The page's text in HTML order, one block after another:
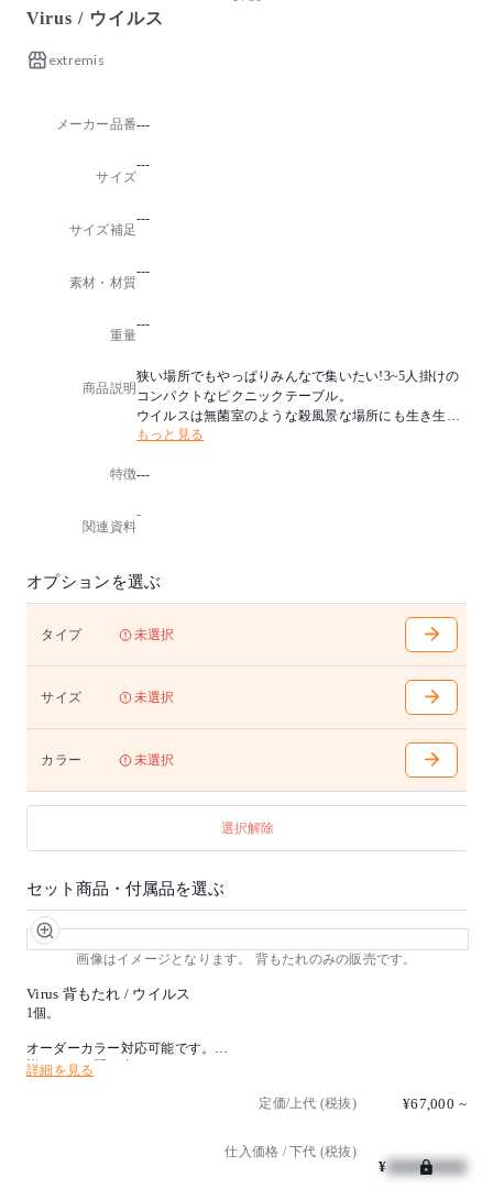
Virus / ウイルス
extremis
メーカー品番---
サイズ
---
サイズ補足
---
素材・材質
---
重量
---
商品説明
狭い場所でもやっぱりみんなで集いたい!3~5人掛けの
コンパクトなピクニックテーブル。
ウイルスは無菌室のような殺風景な場所にも生き生き
とした表情を与えてくれます。
※パラソル用ホールありタイプには、天板に水抜き用
※車椅子のアクセス可能。
もっと見る
特徴---
関連資料
-
オプションを選ぶ
タイプ 未選択
サイズ 未選択
カラー 未選択
選択解除
セット商品・付属品を選ぶ
画像はイメージとなります。 背もたれのみの販売です。
Virus 背もたれ / ウイルス
1個。
オーダーカラー対応可能です。
詳しくはお問い合わせください。
詳細を見る
定価/上代 (税抜) ¥67,000 ~
仕入価格 / 下代 (税抜)
¥